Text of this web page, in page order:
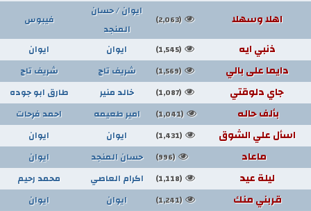
اهلا وسهلا (2,063)
ايوان / حسان
المنجد
فيبوس
ذنبي ايه (1,545) ايوان ايوان
دايما على بالي (1,569) شريف تاج شريف تاج
جاي دلوقتي (1,087) خالد منير طارق ابو جوده
بألف حاله (1,041) امير طعيمه احمد فرحات
اسأل علي الشوق (1,431) ايوان ايوان
ماعاد (996) حسان المنجد ايوان
ليلة عيد (1,118) اكرام العاصي محمد رحيم
قربني منك (1,241) ايوان ايوان